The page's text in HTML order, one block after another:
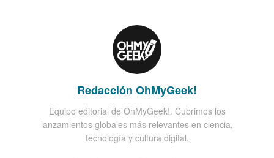
Redacción OhMyGeek!
Equipo editorial de OhMyGeek!. Cubrimos los
lanzamientos globales más relevantes en ciencia,
tecnología y cultura digital.